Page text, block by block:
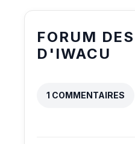
FORUM
D'IWACU
1 COMMENTAIRES